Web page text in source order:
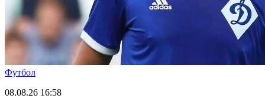
Футбол
08.08.26 16:58